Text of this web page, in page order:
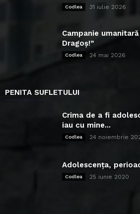
Codlea 31 iulie 2026
Campanie
Dragoș!”
Codlea 24 mai 2026
PENITA SUFLETULUI
Crima de a fi
iau cu mine...
Codlea 24 noiembrie
Adolescența,
Codlea 25 iunie 2020